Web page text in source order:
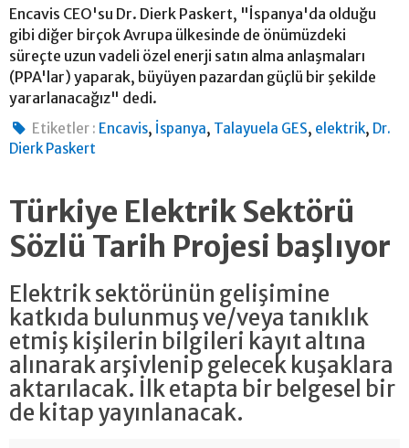
Encavis CEO'su Dr. Dierk Paskert, "İspanya'da olduğu
gibi diğer birçok Avrupa ülkesinde de önümüzdeki
süreçte uzun vadeli özel enerji satın alma anlaşmaları
(PPA'lar) yaparak, büyüyen pazardan güçlü bir şekilde
yararlanacağız" dedi.
Etiketler : Encavis, İspanya, Talayuela GES, elektrik, Dr.
Dierk Paskert
Türkiye Elektrik Sektörü
Sözlü Tarih Projesi başlıyor
Elektrik sektörünün gelişimine
katkıda bulunmuş ve/veya tanıklık
etmiş kişilerin bilgileri kayıt altına
alınarak arşivlenip gelecek kuşaklara
aktarılacak. İlk etapta bir belgesel bir
de kitap yayınlanacak.